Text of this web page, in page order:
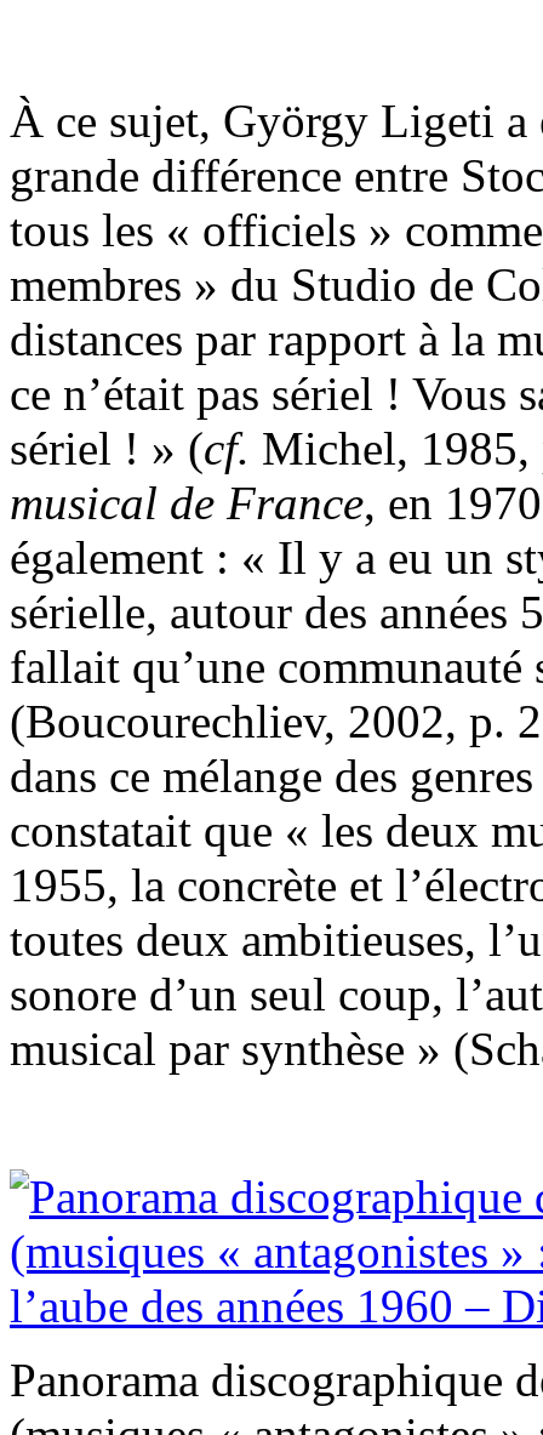
À ce sujet, György Ligeti
grande différence entre
tous les « officiels »
membres » du Studio de
distances par rapport à la
ce n’était pas sériel !
sériel ! » (cf. Michel,
musical de France, en
également : « Il y a eu un
sérielle, autour des années
fallait qu’une
(Boucourechliev, 2002, p.
dans ce mélange des
constatait que « les deux
1955, la concrète et
toutes deux ambitieuses,
sonore d’un seul coup,
musical par synthèse »
Panorama discographique